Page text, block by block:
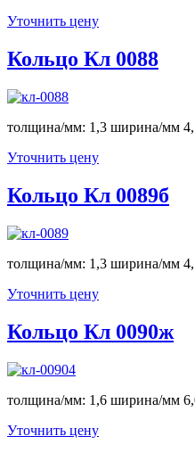
Уточнить цену
Кольцо Кл 0088
толщина/мм: 1,3 ширина/мм
Уточнить цену
Кольцо Кл 0089б
толщина/мм: 1,3 ширина/мм
Уточнить цену
Кольцо Кл 0090ж
толщина/мм: 1,6 ширина/мм
Уточнить цену